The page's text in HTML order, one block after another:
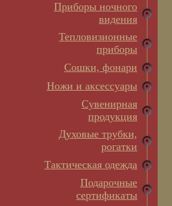
Приборы ночного
видения
Тепловизионные
приборы
Сошки, фонари
Ножи и аксессуары
Сувенирная
продукция
Духовые трубки,
рогатки
Тактическая одежда
Подарочные
сертификаты